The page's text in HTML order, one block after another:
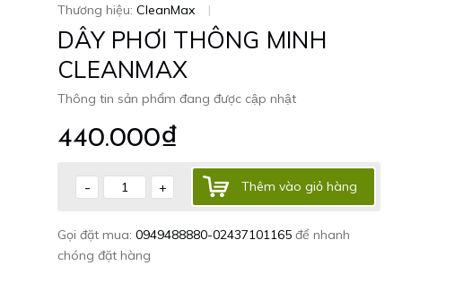
Thương hiệu: CleanMax |
DÂY PHƠI THÔNG MINH
CLEANMAX
Thông tin sản phẩm đang được cập nhật
440.000₫
- + Thêm vào giỏ hàng
Gọi đặt mua: 0949488880-02437101165 để nhanh
chóng đặt hàng